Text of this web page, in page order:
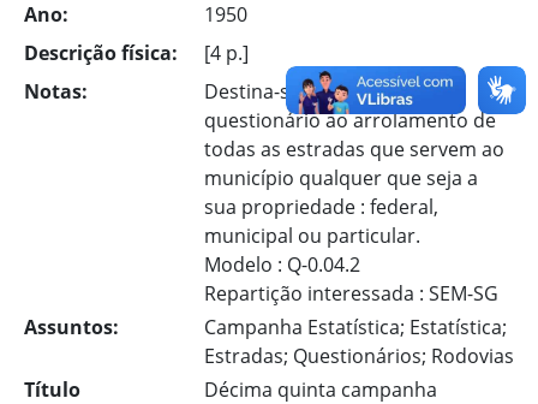
Ano:
1950
Descrição física:
[4 p.]
Notas:
Destina-se o presente
questionário ao arrolamento de
todas as estradas que servem ao
município qualquer que seja a
sua propriedade : federal,
municipal ou particular.
Modelo : Q-0.04.2
Repartição interessada : SEM-SG
Assuntos:
Campanha Estatística; Estatística;
Estradas; Questionários; Rodovias
Título
Décima quinta campanha